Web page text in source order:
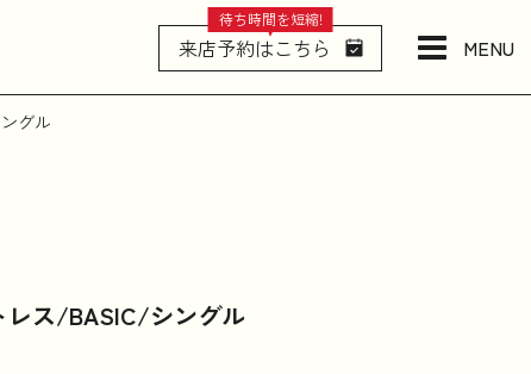
待ち時間を短縮!
来店予約はこちら MENU
グル
レス/BASIC/シングル